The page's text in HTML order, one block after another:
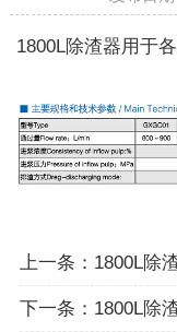
1800L除渣器用于
上一条： 1800L除
下一条： 1800L除